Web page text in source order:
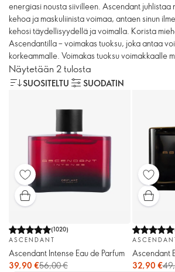
energiasi nousta siivilleen. Ascendant juhlistaa
kehoa ja maskuliinista voimaa, antaen sinun
kehosi täydellisyydellä ja voimalla. Korista
Ascendantilla – voimakas tuoksu, joka antaa
korkeammalle. Voimakas tuoksu voimakkaalle
Näytetään 2 tulosta
SUOSITELTU SUODATIN
(1020)
ASCENDANT
Ascendant Intense Eau de Parfum
39,90 €56,00 €
Ascendant
32,90 €